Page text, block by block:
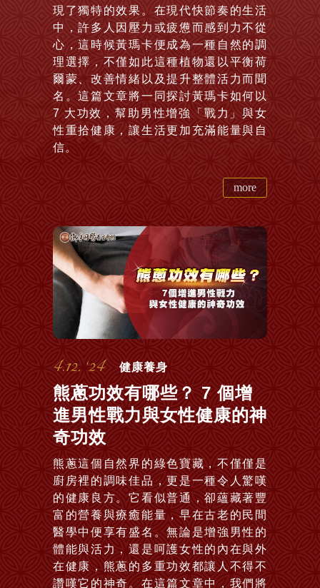
現了獨特的效果。在現代快節奏的生活
中，許多人因壓力或疲憊而感到力不從
心，這時候黃瑪卡便成為一種自然的調
理選擇，不僅如此這種植物還以平衡荷
爾蒙、改善情緒以及提升整體活力而聞
名。這篇文章將一同探討黃瑪卡如何以
7 大功效，幫助男性增強「戰力」與女
性重拾健康，讓生活更加充滿能量與自
信。
more
4.12. ‘24 健康養身
熊蔥功效有哪些？ 7 個增
進男性戰力與女性健康的神
奇功效
熊蔥這個自然界的綠色寶藏，不僅僅是
廚房裡的調味佳品，更是一種令人驚嘆
的健康良方。它看似普通，卻蘊藏著豐
富的營養與療癒能量，早在古老的民間
醫學中便享有盛名。無論是增強男性的
體能與活力，還是呵護女性的內在與外
在健康，熊蔥的多重功效都讓人不得不
讚嘆它的神奇。在這篇文章中，我們將